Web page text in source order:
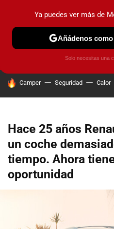
PRUEBAS COCHES
HOY SE HABLA DE
Camper Seguridad Calor
Hace 25 años
un coche
tiempo. Ahora
oportunidad
Ya puedes ver más de
Añádenos
Solo necesitas una